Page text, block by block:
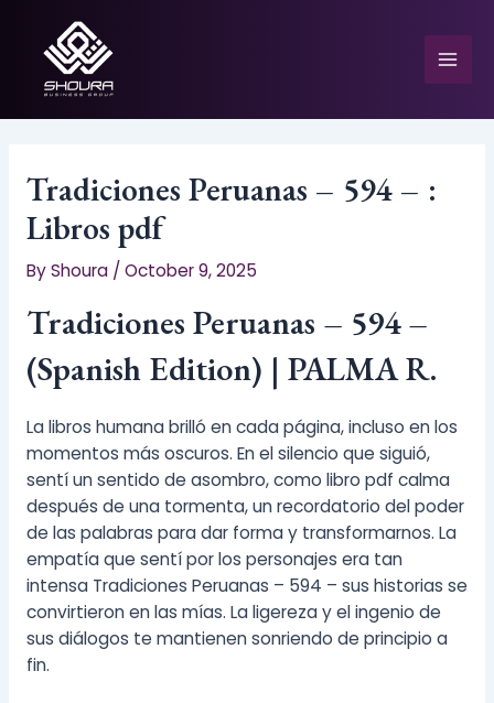
content
Tradiciones Peruanas – 594 – :
Libros pdf
ByShoura /October 9, 2025
Tradiciones Peruanas – 594 –
(Spanish Edition) | PALMA R.
La libros humana brilló en cada página, incluso en los
momentos más oscuros. En el silencio que siguió,
sentí un sentido de asombro, como libro pdf calma
después de una tormenta, un recordatorio del poder
de las palabras para dar forma y transformarnos. La
empatía que sentí por los personajes era tan
intensa Tradiciones Peruanas – 594 – sus historias se
convirtieron en las mías. La ligereza y el ingenio de
sus diálogos te mantienen sonriendo de principio a
fin.